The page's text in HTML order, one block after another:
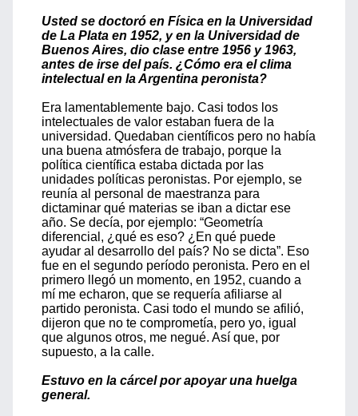
Usted se doctoró en Física en la Universidad
de La Plata en 1952, y en la Universidad de
Buenos Aires, dio clase entre 1956 y 1963,
antes de irse del país. ¿Cómo era el clima
intelectual en la Argentina peronista?
Era lamentablemente bajo. Casi todos los
intelectuales de valor estaban fuera de la
universidad. Quedaban científicos pero no había
una buena atmósfera de trabajo, porque la
política científica estaba dictada por las
unidades políticas peronistas. Por ejemplo, se
reunía al personal de maestranza para
dictaminar qué materias se iban a dictar ese
año. Se decía, por ejemplo: “Geometría
diferencial, ¿qué es eso? ¿En qué puede
ayudar al desarrollo del país? No se dicta”. Eso
fue en el segundo período peronista. Pero en el
primero llegó un momento, en 1952, cuando a
mí me echaron, que se requería afiliarse al
partido peronista. Casi todo el mundo se afilió,
dijeron que no te comprometía, pero yo, igual
que algunos otros, me negué. Así que, por
supuesto, a la calle.
Estuvo en la cárcel por apoyar una huelga
general.